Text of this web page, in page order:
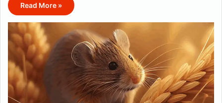
Read More »